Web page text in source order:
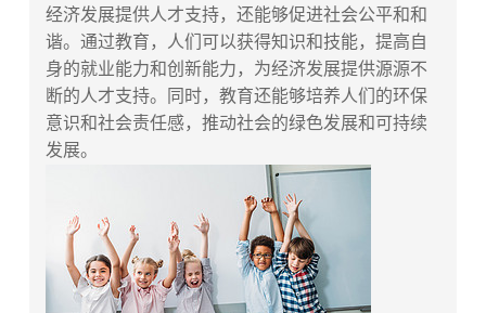
经济发展提供人才支持，还能够促进社会公平和和
谐。通过教育，人们可以获得知识和技能，提高自
身的就业能力和创新能力，为经济发展提供源源不
断的人才支持。同时，教育还能够培养人们的环保
意识和社会责任感，推动社会的绿色发展和可持续
发展。